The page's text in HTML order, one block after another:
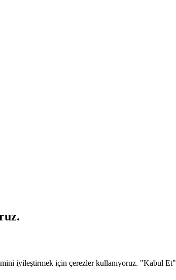
iyileştirmek için çerezler kullanıyoruz. "Kabul